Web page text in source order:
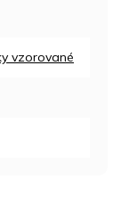
vzorované